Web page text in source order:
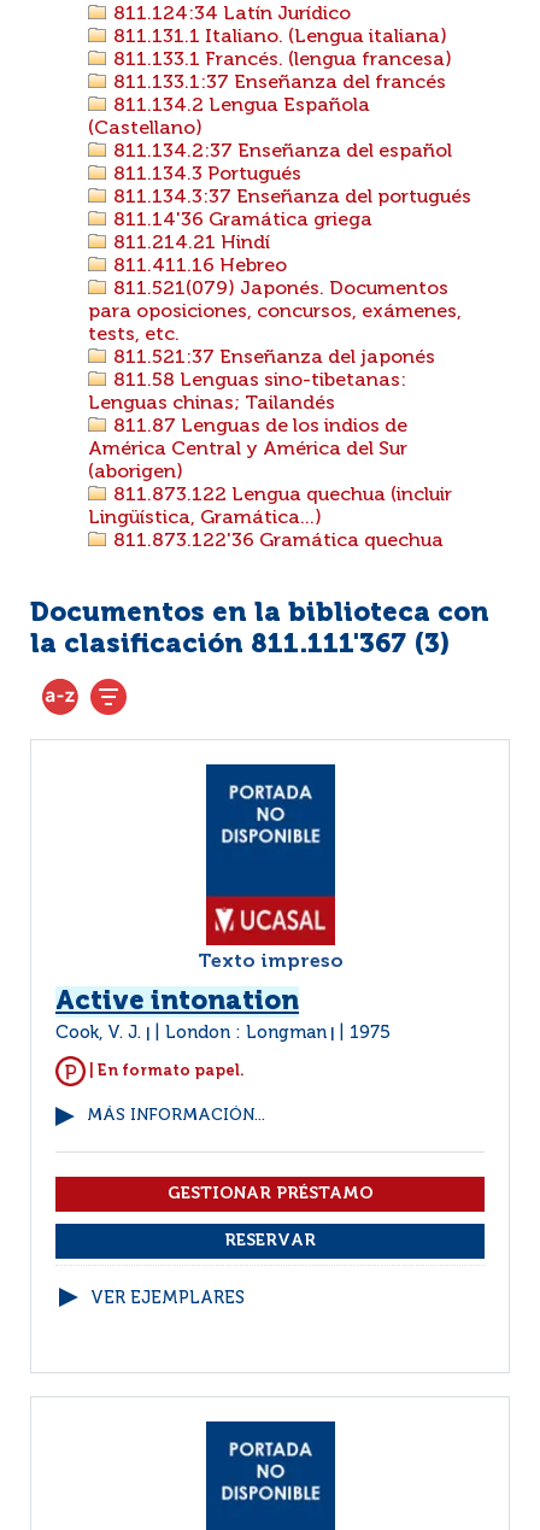
811.124:34 Latín Jurídico
811.131.1 Italiano. (Lengua italiana)
811.133.1 Francés. (lengua francesa)
811.133.1:37 Enseñanza del francés
811.134.2 Lengua Española
(Castellano)
811.134.2:37 Enseñanza del español
811.134.3 Portugués
811.134.3:37 Enseñanza del portugués
811.14'36 Gramática griega
811.214.21 Hindí
811.411.16 Hebreo
811.521(079) Japonés. Documentos
para oposiciones, concursos, exámenes,
tests, etc.
811.521:37 Enseñanza del japonés
811.58 Lenguas sino-tibetanas:
Lenguas chinas; Tailandés
811.87 Lenguas de los indios de
América Central y América del Sur
(aborigen)
811.873.122 Lengua quechua (incluir
Lingüística, Gramática...)
811.873.122'36 Gramática quechua
Documentos en la biblioteca con
la clasificación 811.111'367 (3)
Texto impreso
Active intonation
Cook, V. J. London : Longman 1975
| En formato papel.
MÁS INFORMACIÓN...
VER EJEMPLARES